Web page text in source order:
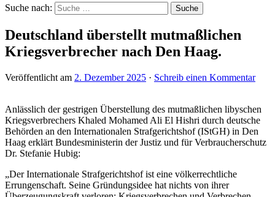
Suche nach:
Deutschland überstellt mutmaßlichen
Kriegsverbrecher nach Den Haag.
Veröffentlicht am 2. Dezember 2025 · Schreib einen Kommentar
Anlässlich der gestrigen Überstellung des mutmaßlichen libyschen
Kriegsverbrechers Khaled Mohamed Ali El Hishri durch deutsche
Behörden an den Internationalen Strafgerichtshof (IStGH) in Den
Haag erklärt Bundesministerin der Justiz und für Verbraucherschutz
Dr. Stefanie Hubig:
„Der Internationale Strafgerichtshof ist eine völkerrechtliche
Errungenschaft. Seine Gründungsidee hat nichts von ihrer